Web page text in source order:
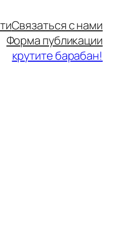
Связаться с нами
Форма публикации
крутите барабан!